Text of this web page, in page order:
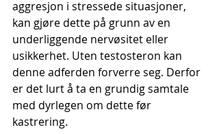
aggresjon i stressede situasjoner,
kan gjøre dette på grunn av en
underliggende nervøsitet eller
usikkerhet. Uten testosteron kan
denne adferden forverre seg. Derfor
er det lurt å ta en grundig samtale
med dyrlegen om dette før
kastrering.